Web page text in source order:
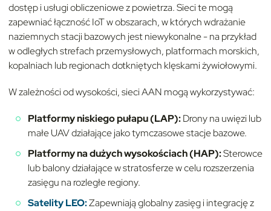
dostęp i usługi obliczeniowe z powietrza. Sieci te mogą
zapewniać łączność IoT w obszarach, w których wdrażanie
naziemnych stacji bazowych jest niewykonalne - na przykład
w odległych strefach przemysłowych, platformach morskich,
kopalniach lub regionach dotkniętych klęskami żywiołowymi.
W zależności od wysokości, sieci AAN mogą wykorzystywać:
Platformy niskiego pułapu (LAP):Drony na uwięzi lub
małe UAV działające jako tymczasowe stacje bazowe.
Platformy na dużych wysokościach (HAP):Sterowce
lub balony działające w stratosferze w celu rozszerzenia
zasięgu na rozległe regiony.
Satelity LEO:Zapewniają globalny zasięg i integrację z